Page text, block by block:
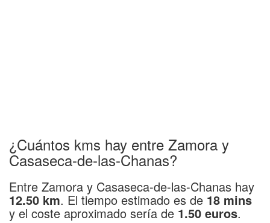
¿Cuántos kms hay entre Zamora y
Casaseca-de-las-Chanas?
Entre Zamora y Casaseca-de-las-Chanas hay
12.50 km. El tiempo estimado es de 18 mins
y el coste aproximado sería de 1.50 euros.